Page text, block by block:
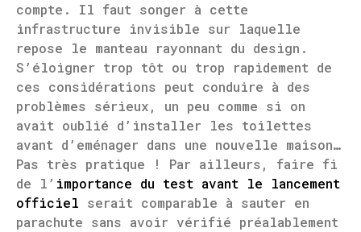
compte. Il faut songer à cette
infrastructure invisible sur laquelle
repose le manteau rayonnant du design.
S’éloigner trop tôt ou trop rapidement de
ces considérations peut conduire à des
problèmes sérieux, un peu comme si on
avait oublié d’installer les toilettes
avant d’eménager dans une nouvelle maison…
Pas très pratique ! Par ailleurs, faire fi
de l’ importance du test avant le lancement
officiel serait comparable à sauter en
parachute sans avoir vérifié préalablement